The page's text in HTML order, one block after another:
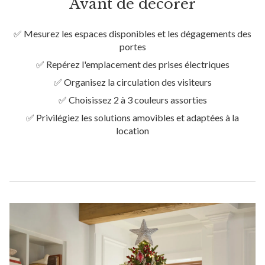
Avant de décorer
✅ Mesurez les espaces disponibles et les dégagements des
portes
✅ Repérez l'emplacement des prises électriques
✅ Organisez la circulation des visiteurs
✅ Choisissez 2 à 3 couleurs assorties
✅ Privilégiez les solutions amovibles et adaptées à la
location